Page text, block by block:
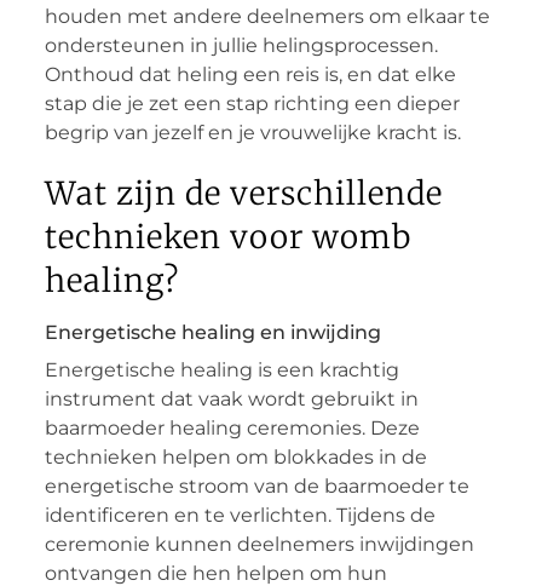
houden met andere deelnemers om elkaar te
ondersteunen in jullie helingsprocessen.
Onthoud dat heling een reis is, en dat elke
stap die je zet een stap richting een dieper
begrip van jezelf en je vrouwelijke kracht is.
Wat zijn de verschillende
technieken voor womb
healing?
Energetische healing en inwijding
Energetische healing is een krachtig
instrument dat vaak wordt gebruikt in
baarmoeder healing ceremonies. Deze
technieken helpen om blokkades in de
energetische stroom van de baarmoeder te
identificeren en te verlichten. Tijdens de
ceremonie kunnen deelnemers inwijdingen
ontvangen die hen helpen om hun